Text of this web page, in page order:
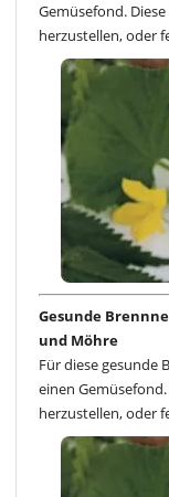
Gemüsefond.
herzustellen, oder
Gesunde
und Möhre
Für diese gesunde
einen
herzustellen, oder